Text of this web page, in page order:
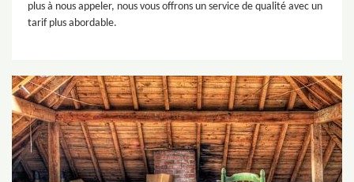
plus à nous appeler, nous vous offrons un service de qualité avec un
tarif plus abordable.